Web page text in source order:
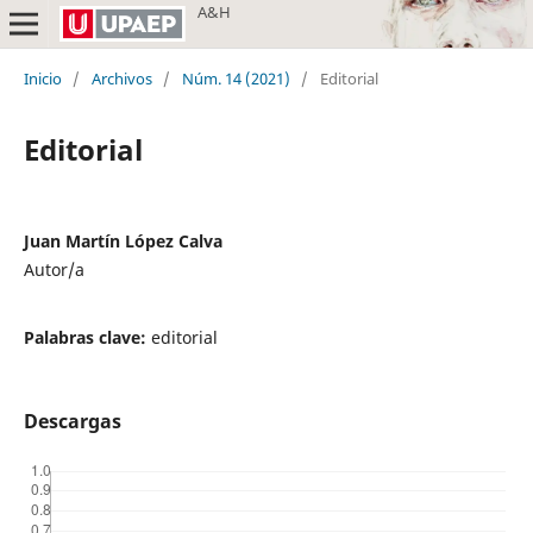
A&H
Inicio / Archivos / Núm. 14 (2021) / Editorial
Editorial
Juan Martín López Calva
Autor/a
Palabras clave: editorial
Descargas